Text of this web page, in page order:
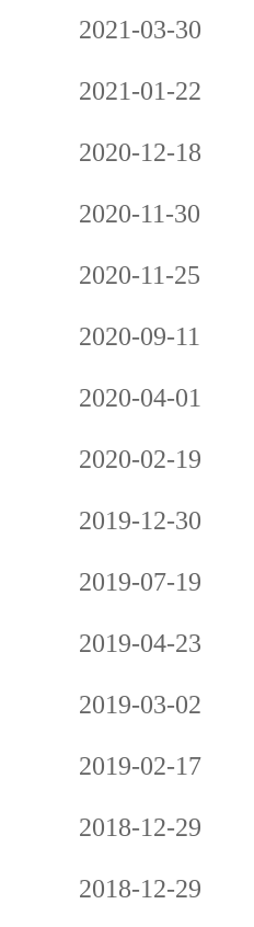
2021-03-30
2021-01-22
2020-12-18
2020-11-30
2020-11-25
2020-09-11
2020-04-01
2020-02-19
2019-12-30
2019-07-19
2019-04-23
2019-03-02
2019-02-17
2018-12-29
2018-12-29